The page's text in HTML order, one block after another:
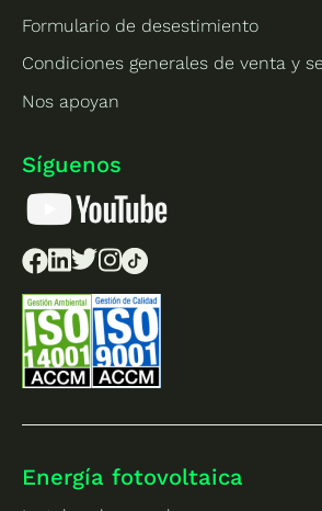
Formulario de desestimiento
Condiciones generales de venta y
Nos apoyan
Síguenos
Energía fotovoltaica